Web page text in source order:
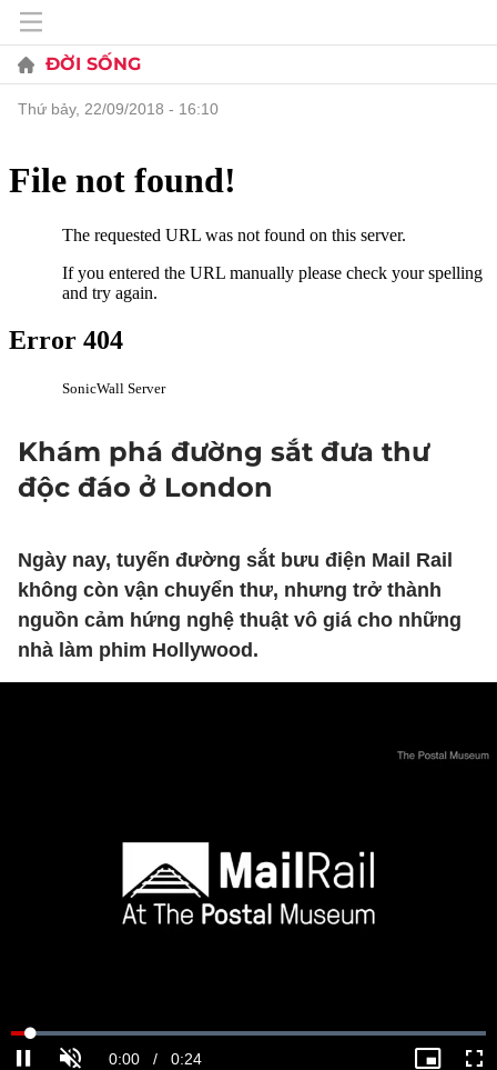
ĐỜI SỐNG
thứ bảy, 22/09/2018 - 16:10
Khám phá đường sắt đưa thư
độc đáo ở London
Ngày nay, tuyến đường sắt bưu điện Mail Rail
không còn vận chuyển thư, nhưng trở thành
nguồn cảm hứng nghệ thuật vô giá cho những
nhà làm phim Hollywood.